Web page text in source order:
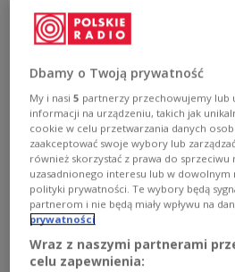
Zobacz więcej na temat:
Bedoes
nowotwory
Lekcja po zbiórce
Dbamy o Twoją prywatność
My i nasi5 partnerzy przechowujemy lub
informacji na urządzeniu, takich jak
cookie w celu przetwarzania danych
zaakceptować swoje wybory lub
również skorzystać z prawa do sprzeciwu
uzasadnionego interesu lub w
polityki prywatności. Te wybory będą
partnerom i nie będą miały wpływu na
prywatności
Wraz z naszymi partnerami
celu zapewnienia: